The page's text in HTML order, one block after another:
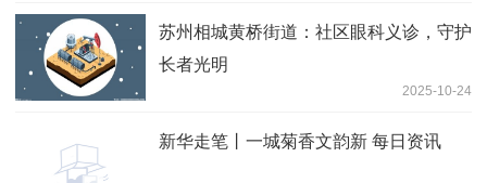
苏州相城黄桥街道：社区眼科义诊，守护
长者光明
2025-10-24
新华走笔丨一城菊香文韵新 每日资讯